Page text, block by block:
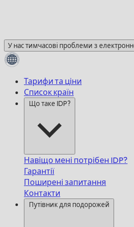
У нас тимчасові проблеми з
Тарифи та ціни
Список країн
Що таке IDP?
Навіщо мені потрібен IDP?
Гарантії
Поширені запитання
Контакти
Путівник для подорожей